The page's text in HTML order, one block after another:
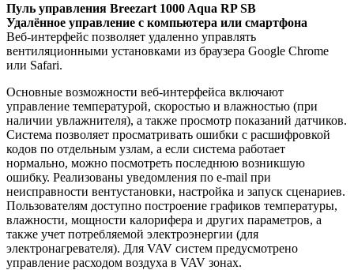
Пуль управления Breezart 1000 Aqua RP SB
Удалённое управление с компьютера или смартфона
Веб-интерфейс позволяет удаленно управлять
вентиляционными установками из браузера Google Chrome
или Safari.
Основные возможности веб-интерфейса включают
управление температурой, скоростью и влажностью (при
наличии увлажнителя), а также просмотр показаний датчиков.
Система позволяет просматривать ошибки с расшифровкой
кодов по отдельным узлам, а если система работает
нормально, можно посмотреть последнюю возникшую
ошибку. Реализованы уведомления по e-mail при
неисправности вентустановки, настройка и запуск сценариев.
Пользователям доступно построение графиков температуры,
влажности, мощности калорифера и других параметров, а
также учет потребляемой электроэнергии (для
электронагревателя). Для VAV систем предусмотрено
управление расходом воздуха в VAV зонах.